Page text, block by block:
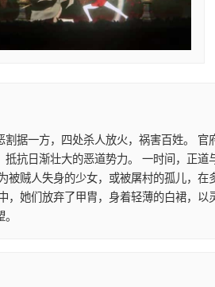
割据一方，四处杀人放火，祸害百姓。
抵抗日渐壮大的恶道势力。 一时间，正
被贼人失身的少女，或被屠村的孤儿，
，她们放弃了甲胄，身着轻薄的白裙，